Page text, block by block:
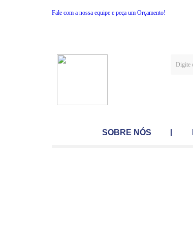
Fale com a nossa equipe e peça um Orçamento!
SOBRE NÓS